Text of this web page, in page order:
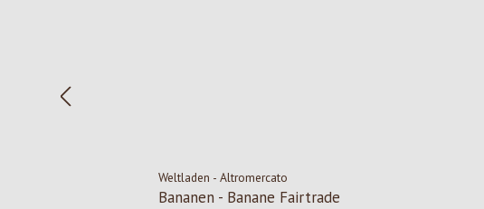
Weltladen - Altromercato
Bananen - Banane Fairtrade